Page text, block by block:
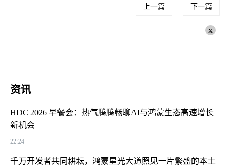
上一篇 下一篇
x
资讯
HDC 2026 早餐会：热气腾腾畅聊AI与鸿蒙生态高速增长
新机会
22:24
千万开发者共同耕耘，鸿蒙星光大道照见一片繁盛的本土